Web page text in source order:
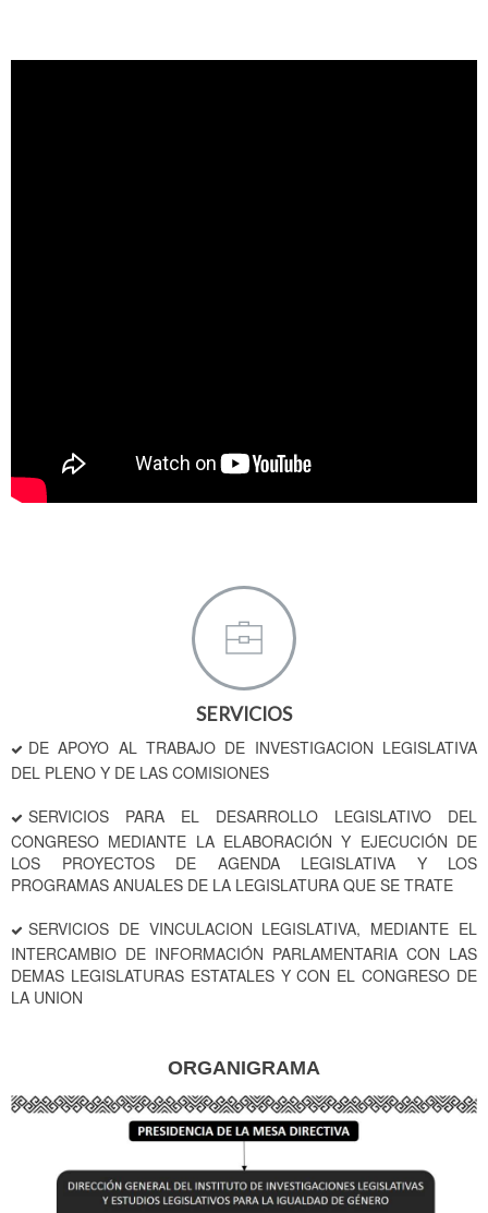
SERVICIOS
DE APOYO AL TRABAJO DE INVESTIGACION LEGISLATIVA
DEL PLENO Y DE LAS COMISIONES
SERVICIOS PARA EL DESARROLLO LEGISLATIVO DEL
CONGRESO MEDIANTE LA ELABORACIÓN Y EJECUCIÓN DE
LOS PROYECTOS DE AGENDA LEGISLATIVA Y LOS
PROGRAMAS ANUALES DE LA LEGISLATURA QUE SE TRATE
SERVICIOS DE VINCULACION LEGISLATIVA, MEDIANTE EL
INTERCAMBIO DE INFORMACIÓN PARLAMENTARIA CON LAS
DEMAS LEGISLATURAS ESTATALES Y CON EL CONGRESO DE
LA UNION
ORGANIGRAMA
Manual de Inducción